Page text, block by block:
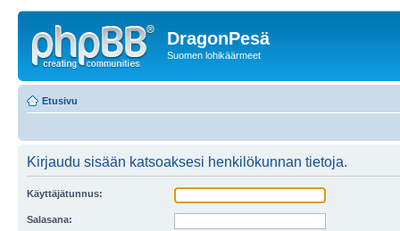
DragonPesä
Suomen lohikäärmeet
Etusivu
Kirjaudu sisään katsoaksesi henkilökunnan tietoja.
Käyttäjätunnus:
Salasana: